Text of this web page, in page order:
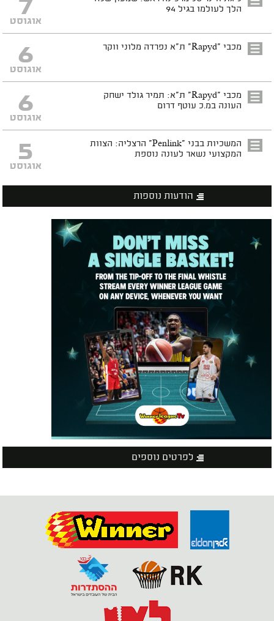
הלך לעולמו בגיל 94
7
אוגוסט
מכבי "Rapyd" ת"א נפרדה מלוני ווקר 6
אוגוסט
מכבי "Rapyd" ת"א: תמיר גולד ישחק
העונה במ.כ עוטף דרום
6
אוגוסט
המשכיות בבני "Penlink" הרצליה: הצוות
המקצועי נשאר לעונה נוספת
5
אוגוסט
הודעות נוספות
לפרטים נוספים